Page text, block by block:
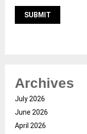
Archives
July 2026
June 2026
April 2026